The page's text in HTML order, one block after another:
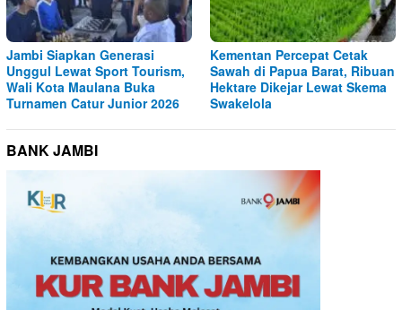
Jambi Siapkan Generasi
Unggul Lewat Sport Tourism,
Wali Kota Maulana Buka
Turnamen Catur Junior 2026
Kementan Percepat Cetak
Sawah di Papua Barat, Ribuan
Hektare Dikejar Lewat Skema
Swakelola
BANK JAMBI